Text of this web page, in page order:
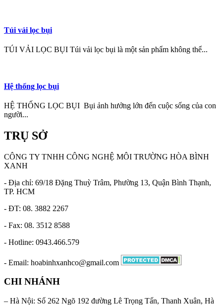
Túi vải lọc bụi
TÚI VẢI LỌC BỤI Túi vải lọc bụi là một sản phẩm không thể...
Hệ thống lọc bụi
HỆ THỐNG LỌC BỤI Bụi ảnh hưởng lớn đến cuộc sống của con
người...
TRỤ SỞ
CÔNG TY TNHH CÔNG NGHỆ MÔI TRƯỜNG HÒA BÌNH
XANH
- Địa chỉ: 69/18 Đặng Thuỳ Trâm, Phường 13, Quận Bình Thạnh,
TP. HCM
- ĐT: 08. 3882 2267
- Fax: 08. 3512 8588
- Hotline: 0943.466.579
- Email: hoabinhxanhco@gmail.com
CHI NHÁNH
– Hà Nội: Số 262 Ngõ 192 đường Lê Trọng Tấn, Thanh Xuân, Hà